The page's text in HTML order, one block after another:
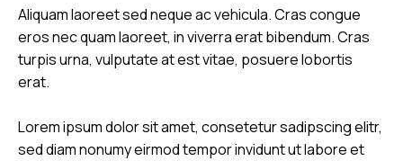
Aliquam laoreet sed neque ac vehicula. Cras congue
eros nec quam laoreet, in viverra erat bibendum. Cras
turpis urna, vulputate at est vitae, posuere lobortis
erat.
Lorem ipsum dolor sit amet, consetetur sadipscing elitr,
sed diam nonumy eirmod tempor invidunt ut labore et